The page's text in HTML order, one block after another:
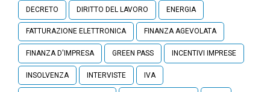
DECRETO DIRITTO DEL LAVORO ENERGIA
FATTURAZIONE ELETTRONICA FINANZA AGEVOLATA
FINANZA D'IMPRESA GREEN PASS INCENTIVI IMPRESE
INSOLVENZA INTERVISTE IVA